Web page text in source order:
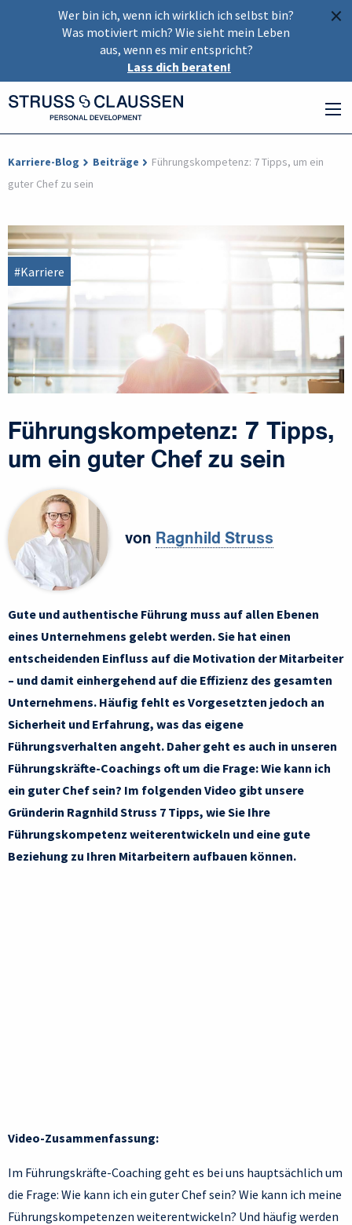
×
Wer bin ich, wenn ich wirklich ich selbst bin?
Was motiviert mich? Wie sieht mein Leben
aus, wenn es mir entspricht?
Lass dich beraten!
Karriere-Blog Beiträge
Führungskompetenz: 7 Tipps, um ein
guter Chef zu sein
#Karriere
Führungskompetenz: 7 Tipps,
um ein guter Chef zu sein
von Ragnhild Struss
Gute und authentische Führung muss auf allen Ebenen
eines Unternehmens gelebt werden. Sie hat einen
entscheidenden Einfluss auf die Motivation der Mitarbeiter
– und damit einhergehend auf die Effizienz des gesamten
Unternehmens. Häufig fehlt es Vorgesetzten jedoch an
Sicherheit und Erfahrung, was das eigene
Führungsverhalten angeht. Daher geht es auch in unseren
Führungskräfte-Coachings oft um die Frage: Wie kann ich
ein guter Chef sein? Im folgenden Video gibt unsere
Gründerin Ragnhild Struss 7 Tipps, wie Sie Ihre
Führungskompetenz weiterentwickeln und eine gute
Beziehung zu Ihren Mitarbeitern aufbauen können.
Video-Zusammenfassung:
Im Führungskräfte-Coaching geht es bei uns hauptsächlich um
die Frage: Wie kann ich ein guter Chef sein? Wie kann ich meine
Führungskompetenzen weiterentwickeln? Und häufig werden